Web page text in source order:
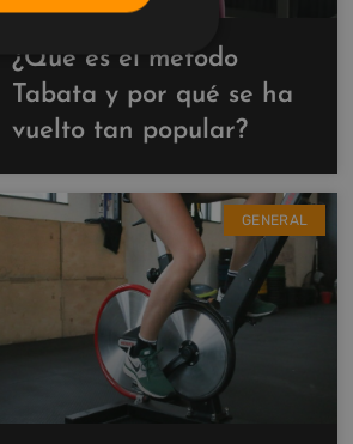
¿Qué es el método
Tabata y por qué se ha
vuelto tan popular?
GENERAL